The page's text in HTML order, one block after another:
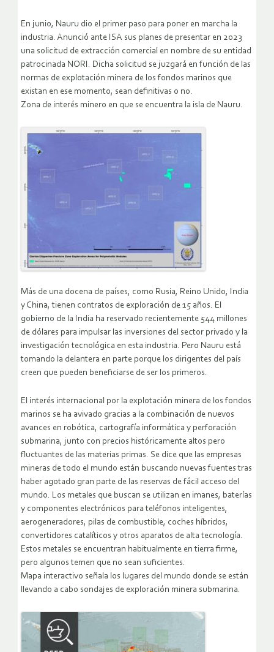
En junio, Nauru dio el primer paso para poner en marcha la
industria. Anunció ante ISA sus planes de presentar en 2023
una solicitud de extracción comercial en nombre de su entidad
patrocinada NORI. Dicha solicitud se juzgará en función de las
normas de explotación minera de los fondos marinos que
existan en ese momento, sean definitivas o no.
Zona de interés minero en que se encuentra la isla de Nauru.
Más de una docena de países, como Rusia, Reino Unido, India
y China, tienen contratos de exploración de 15 años. El
gobierno de la India ha reservado recientemente 544 millones
de dólares para impulsar las inversiones del sector privado y la
investigación tecnológica en esta industria. Pero Nauru está
tomando la delantera en parte porque los dirigentes del país
creen que pueden beneficiarse de ser los primeros.
El interés internacional por la explotación minera de los fondos
marinos se ha avivado gracias a la combinación de nuevos
avances en robótica, cartografía informática y perforación
submarina, junto con precios históricamente altos pero
fluctuantes de las materias primas. Se dice que las empresas
mineras de todo el mundo están buscando nuevas fuentes tras
haber agotado gran parte de las reservas de fácil acceso del
mundo. Los metales que buscan se utilizan en imanes, baterías
y componentes electrónicos para teléfonos inteligentes,
aerogeneradores, pilas de combustible, coches híbridos,
convertidores catalíticos y otros aparatos de alta tecnología.
Estos metales se encuentran habitualmente en tierra firme,
pero algunos temen que no sean suficientes.
Mapa interactivo señala los lugares del mundo donde se están
llevando a cabo sondajes de exploración minera submarina.